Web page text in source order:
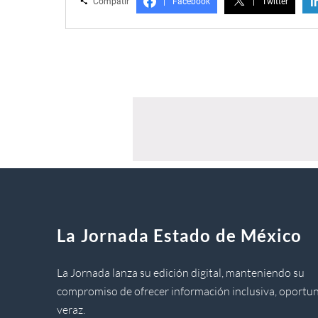
La Jornada Estado de México
La Jornada lanza su edición digital, manteniendo su
compromiso de ofrecer información inclusiva,
veraz.